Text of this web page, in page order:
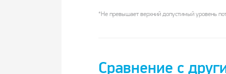
*Не превышает верхний допустимый уровень
Сравнение с